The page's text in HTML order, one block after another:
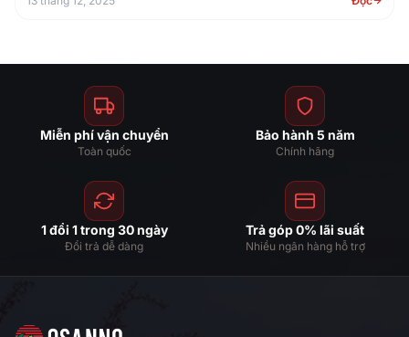
Miễn phí vận chuyển
Toàn quốc
Bảo hành 5 năm
Chính hãng
1 đổi 1 trong 30 ngày
Đổi trả dễ dàng
Trả góp 0% lãi suất
Nhiều ngân hàng hỗ trợ